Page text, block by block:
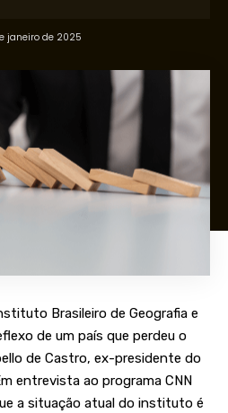
janeiro de 2025
Brasileiro de Geografia e
de um país que perdeu o
de Castro, ex-presidente do
entrevista ao programa CNN
a situação atual do instituto é